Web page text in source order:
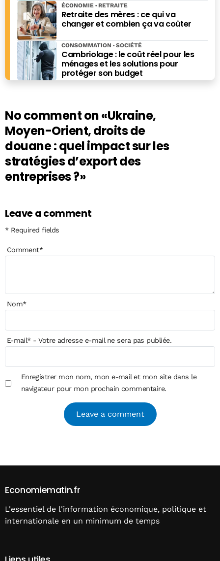
Retraite des mères : ce qui va
changer et combien ça va coûter
ÉCONOMIE RETRAITE
Cambriolage : le coût réel pour les
ménages et les solutions pour
protéger son budget
CONSOMMATION SOCIÉTÉ
No comment on«Ukraine,
Moyen-Orient, droits de
douane : quel impact sur les
stratégies d’export des
entreprises ?»
Leave a comment
* Required fields
Comment*
Nom*
E-mail*- Votre adresse e-mail ne sera pas publiée.
Enregistrer mon nom, mon e-mail et mon site dans le
navigateur pour mon prochain commentaire.
Economiematin.fr
L'essentiel de l'information économique, politique et
internationale en un minimum de temps